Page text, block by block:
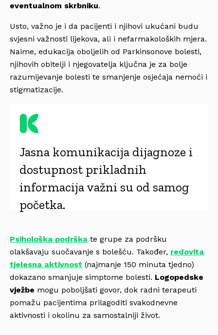
eventualnom skrbniku.
Usto, važno je i da pacijenti i njihovi ukućani budu
svjesni važnosti lijekova, ali i nefarmakoloških mjera.
Naime, edukacija oboljelih od Parkinsonove bolesti,
njihovih obitelji i njegovatelja ključna je za bolje
razumijevanje bolesti te smanjenje osjećaja nemoći i
stigmatizacije.
Jasna komunikacija dijagnoze i
dostupnost prikladnih
informacija važni su od samog
početka.
Psihološka podrška te grupe za podršku
olakšavaju suočavanje s bolešću. Također, redovita
tjelesna aktivnost (najmanje 150 minuta tjedno)
dokazano smanjuje simptome bolesti. Logopedske
vježbe mogu poboljšati govor, dok radni terapeuti
pomažu pacijentima prilagoditi svakodnevne
aktivnosti i okolinu za samostalniji život.